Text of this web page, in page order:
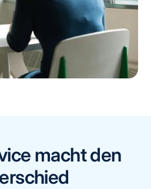
macht den